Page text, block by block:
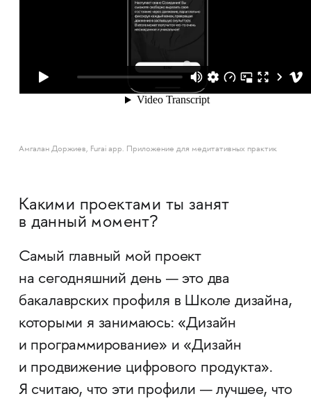
Амгалан Доржиев, Furai app. Приложение для медитативных практик
Какими проектами ты занят
в данный момент?
Самый главный мой проект
на сегодняшний день — это два
бакалаврских профиля в Школе дизайна,
которыми я занимаюсь: «Дизайн
и программирование» и «Дизайн
и продвижение цифрового продукта».
Я считаю, что эти профили — лучшее, что